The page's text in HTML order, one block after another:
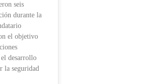
seis
durante la
el objetivo
desarrollo
la seguridad